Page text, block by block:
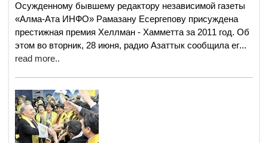
Осужденному бывшему редактору независимой газеты
«Алма-Ата ИНФО» Рамазану Есергепову присуждена
престижная премия Хеллман - Хамметта за 2011 год. Об
этом во вторник, 28 июня, радио Азаттык сообщила ег...
read more..